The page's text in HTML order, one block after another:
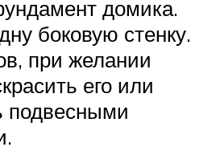
домика.
боковую стенку.
при желании
его или
подвесными